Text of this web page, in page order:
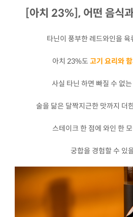
[아치 23%], 어떤 음식
타닌이 풍부한 레드와인을 육
아치 23%도 고기 요리와
사실 타닌 하면 빠질 수 없
술을 닮은 달짝지근한 맛까지 더
스테이크 한 점에 와인 한
궁합을 경험할 수 있